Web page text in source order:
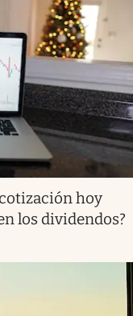
hoy
los dividendos?